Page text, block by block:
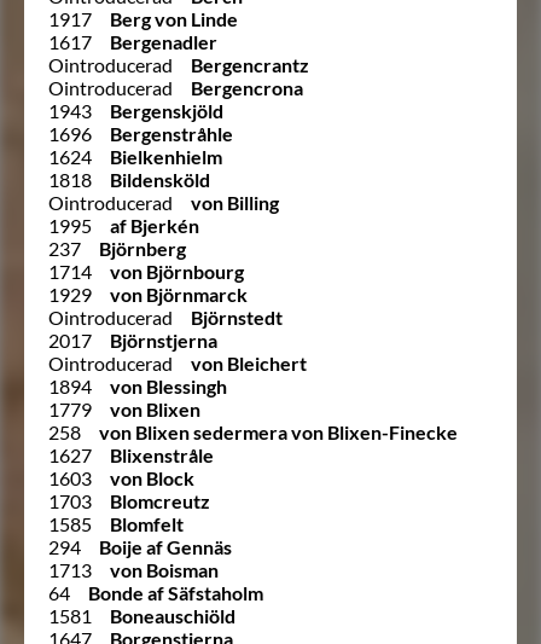
1917
Berg von Linde
1617
Bergenadler
Ointroducerad
Bergencrantz
Ointroducerad
Bergencrona
1943
Bergenskjöld
1696
Bergenstråhle
1624
Bielkenhielm
1818
Bildensköld
Ointroducerad
von Billing
1995
af Bjerkén
237
Björnberg
1714
von Björnbourg
1929
von Björnmarck
Ointroducerad
Björnstedt
2017
Björnstjerna
Ointroducerad
von Bleichert
1894
von Blessingh
1779
von Blixen
258
von Blixen sedermera von Blixen-Finecke
1627
Blixenstråle
1603
von Block
1703
Blomcreutz
1585
Blomfelt
294
Boije af Gennäs
1713
von Boisman
64
Bonde af Säfstaholm
1581
Boneauschiöld
1647
Borgenstierna